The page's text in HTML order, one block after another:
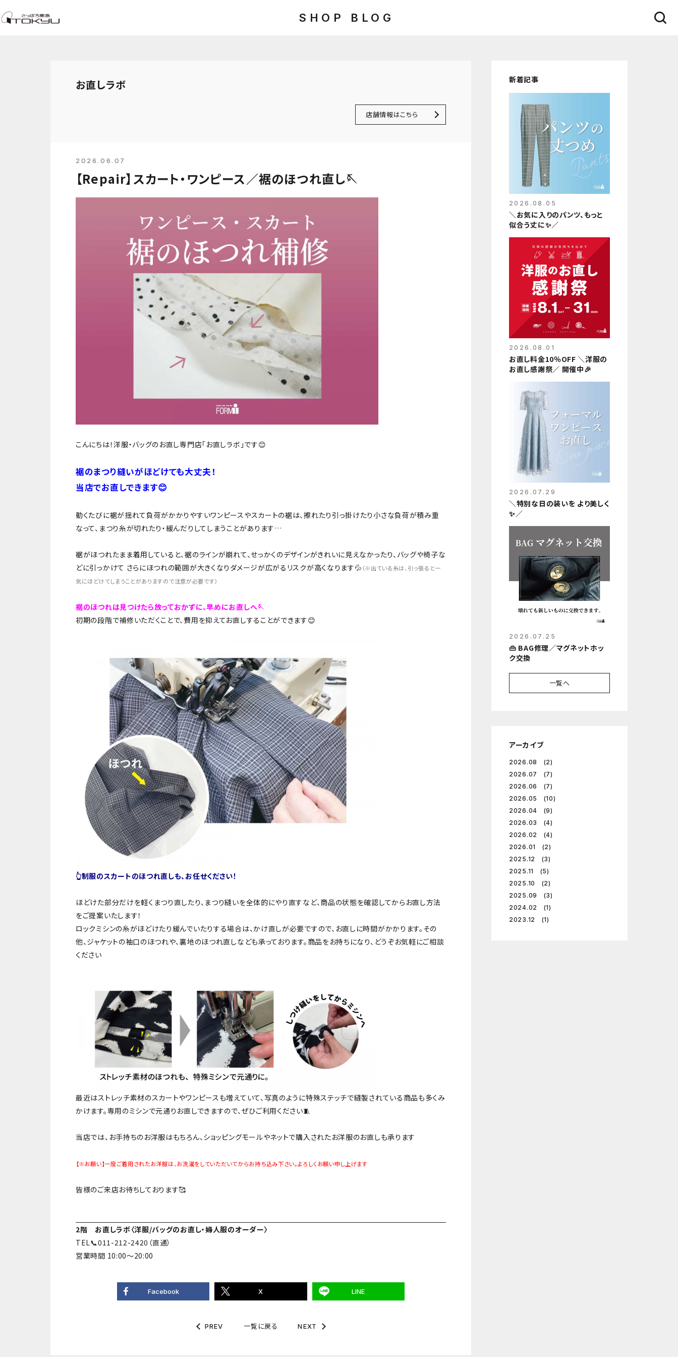
SHOP BLOG
お直しラボ
店舗情報はこちら
2026.06.07
【Repair】スカート・ワンピース／裾のほつれ直し🪡
こんにちは！洋服・バッグのお直し専門店「お直しラボ」です😊
裾のまつり縫いがほどけても大丈夫！
当店でお直しできます😊
動くたびに裾が揺れて負荷がかかりやすいワンピースやスカートの裾は、擦れたり引っ掛けたり小さな負荷が積み重
なって、まつり糸が切れたり・緩んだりしてしまうことがあります…
裾がほつれたまま着用していると、裾のラインが崩れて、せっかくのデザインがきれいに見えなかったり、バッグや椅子な
どに引っかけて さらにほつれの範囲が大きくなりダメージが広がるリスクが高くなります💦（※出ている糸は、引っ張ると一
気にほどけてしまうことがありますので注意が必要です）
裾のほつれは見つけたら放っておかずに、早めにお直しへ🪡
初期の段階で補修いただくことで、費用を抑えてお直しすることができます😊
👆制服のスカートのほつれ直しも、お任せください！
ほどけた部分だけを軽くまつり直したり、まつり縫いを全体的にやり直すなど、商品の状態を確認してからお直し方法
をご提案いたします！
ロックミシンの糸がほどけたり緩んでいたりする場合は、かけ直しが必要ですので、お直しに時間がかかります。その
他、ジャケットの袖口のほつれや、裏地のほつれ直しなども承っております。商品をお持ちになり、どうぞお気軽にご相談
ください
最近はストレッチ素材のスカートやワンピースも増えていて、写真のように特殊ステッチで縫製されている商品も多くみ
かけます。専用のミシンで元通りお直しできますので、ぜひご利用ください🧵
当店では、お手持ちのお洋服はもちろん、ショッピングモールやネットで購入されたお洋服のお直しも承ります
【※お願い】一度ご着用されたお洋服は、お洗濯をしていただいてからお持ち込み下さい。よろしくお願い申し上げます
皆様のご来店お待ちしております🥰
2階 お直しラボ〈洋服/バッグのお直し・婦人服のオーダー〉
TEL📞011-212-2420（直通）
営業時間 10:00～20:00
Facebook X LINE
PREV 一覧に戻る NEXT
新着記事
2026.08.05
＼お気に入りのパンツ、もっと
似合う丈に✨／
2026.08.01
お直し料金10％OFF ＼洋服の
お直し感謝祭／ 開催中🎉
2026.07.29
＼特別な日の装いを より美しく
✨／
2026.07.25
👜 BAG修理／マグネットホッ
ク交換
一覧へ
アーカイブ
2026.08 (2)
2026.07 (7)
2026.06 (7)
2026.05 (10)
2026.04 (9)
2026.03 (4)
2026.02 (4)
2026.01 (2)
2025.12 (3)
2025.11 (5)
2025.10 (2)
2025.09 (3)
2024.02 (1)
2023.12 (1)